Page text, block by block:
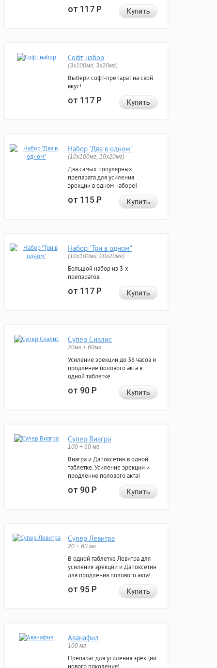
от 117Р Купить
Софт набор
(3x100мг, 3x20мг)
Выбери софт-препарат на свой
вкус!
от 117Р Купить
Набор "Два в одном"
(10x100мг, 10x20мг)
Два самых популярных
препарата для усиления
эрекции в одном наборе!
от 115Р Купить
Набор "Три в одном"
(10x100мг, 20x20мг)
Большой набор из 3-х
препаратов.
от 117Р Купить
Супер Сиалис
20мг + 60мг
Усиление эрекции до 36 часов и
продление полового акта в
одной таблетке.
от 90Р Купить
Супер Виагра
100 + 60 мг
Виагра и Дапоксетин в одной
таблетке. Усиление эрекции и
продление полового акта!
от 90Р Купить
Супер Левитра
20 + 60 мг
В одной таблетке Левитра для
усиления эрекции и Дапоксетин
для продления полового акта!
от 95Р Купить
Аванафил
100 мг
Препарат для усиления эрекции